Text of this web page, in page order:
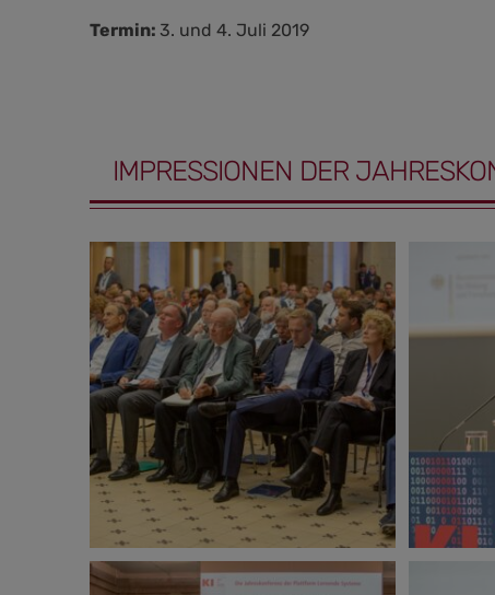
Termin: 3. und 4. Juli 2019
IMPRESSIONEN DER